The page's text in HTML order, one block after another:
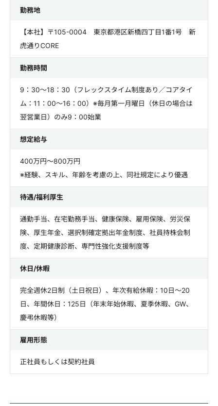
勤務地
【本社】〒105-0004 東京都港区新橋四丁目1番1号 新
虎通りCORE
勤務時間
9：30～18：30（フレックスタイム制度あり／コアタイ
ム：11：00～16：00）※毎月第一月曜日（休日の場合は
翌営業日）のみ9：00始業
想定給与
400万円～800万円
※経験、スキル、年齢を考慮の上、同社規定により優遇
待遇/福利厚生
通勤手当、在宅勤務手当、健康保険、雇用保険、労災保
険、厚生年金、選択制確定拠出年金制度、社員持株会制
度、定期健康診断、専門性強化支援制度等
休日/休暇
完全週休2日制（土日祝日）、年次有給休暇：10日～20
日、年間休日：125日（年末年始休暇、夏季休暇、GW、
慶弔休暇等）
雇用形態
正社員もしくは契約社員